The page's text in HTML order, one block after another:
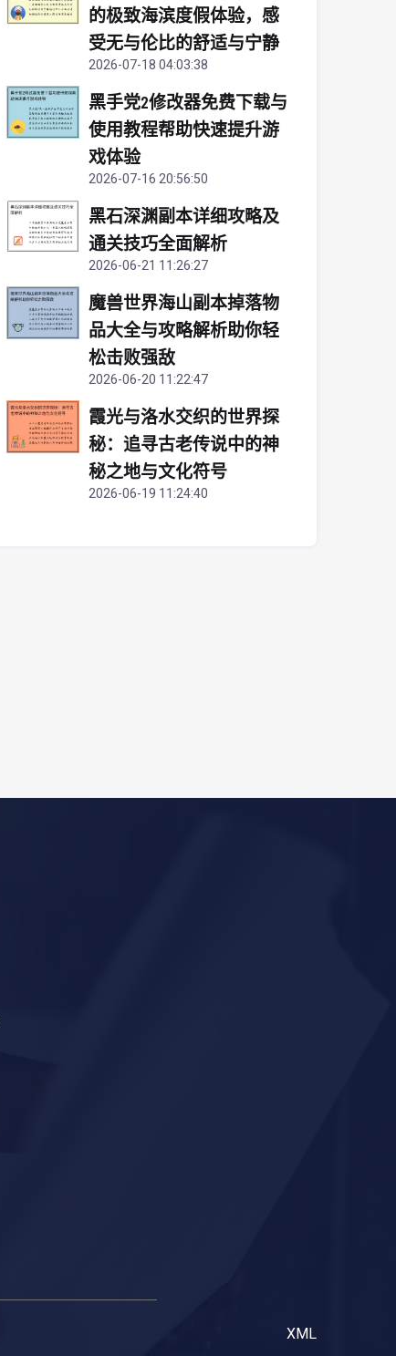
的极致海滨度假体验，感
受无与伦比的舒适与宁静
2026-07-18 04:03:38
黑手党2修改器免费下载与
使用教程帮助快速提升游
戏体验
2026-07-16 20:56:50
黑石深渊副本详细攻略及
通关技巧全面解析
2026-06-21 11:26:27
魔兽世界海山副本掉落物
品大全与攻略解析助你轻
松击败强敌
2026-06-20 11:22:47
霞光与洛水交织的世界探
秘：追寻古老传说中的神
秘之地与文化符号
2026-06-19 11:24:40
XML